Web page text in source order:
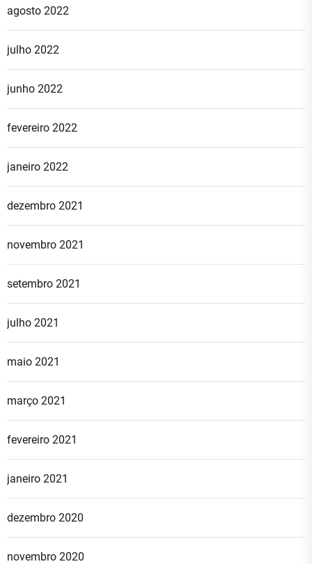
agosto 2022
julho 2022
junho 2022
fevereiro 2022
janeiro 2022
dezembro 2021
novembro 2021
setembro 2021
julho 2021
maio 2021
março 2021
fevereiro 2021
janeiro 2021
dezembro 2020
novembro 2020